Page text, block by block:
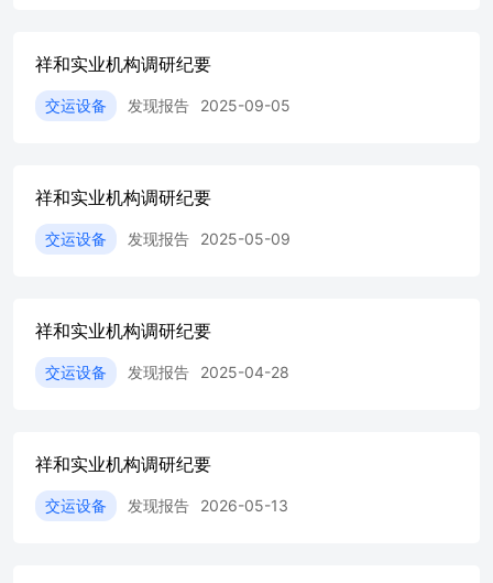
比如甬舟铁路(宁波-舟山)以及穗莞深城际铁路(深圳-惠州)
国高铁技术的海外输出,将为行业带来新的增量。 二、轨道
更换和维护,结合高铁运营里程多,扣件的更换维护需求市场
将逐步扩大。 三、请问公司电子元器件业务的核心竞争力
是什么? 答:公司成立之初就研发成功铝电解电容器用橡胶密
知名电容器厂家。公司实施“同心多元”发展战略,掌握橡塑
配方及生产工艺核心技术,自主研发能力强,成功研发橡胶密
封塞产品,实现国产化替代。公司紧跟铝电解电容器技术迭
以及应用于锂电池、耐550V以上特高压、耐150℃电容器用
橡胶密封塞和轴向电容器盖板等新产品。四、请问公司电子
元器件业务的主要客户有哪些? 答:公司拥有电子元器件行业
中最优质的客户群体,客户资源丰富,并建立了长期稳定的合
祥和实业机构调研纪要
交运设备 发现报告 2025-09-05
祥和实业机构调研纪要
交运设备 发现报告 2025-05-09
祥和实业机构调研纪要
交运设备 发现报告 2025-04-28
祥和实业机构调研纪要
交运设备 发现报告 2026-05-13